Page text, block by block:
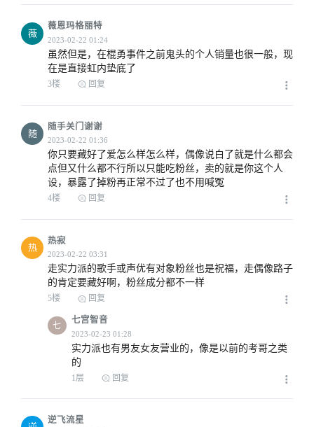
薇
薇恩玛格丽特
虽然但是，在棍勇事件之前鬼头的个人销量也很一般，现
在是直接虹内垫底了
3楼 回复
随
随手关门谢谢
你只要藏好了爱怎么样怎么样，偶像说白了就是什么都会
点但又什么都不行所以只能吃粉丝，卖的就是你这个人
设，暴露了掉粉再正常不过了也不用喊冤
4楼 回复
热
热寂
走实力派的歌手或声优有对象粉丝也是祝福，走偶像路子
的肯定要藏好啊，粉丝成分都不一样
5楼 回复
七
七宫智音
实力派也有男友女友营业的，像是以前的考哥之类
的
1层 回复
逆飞流星